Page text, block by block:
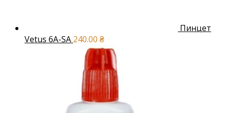
Пинцет
Vetus 6A-SA 240.00 ₴